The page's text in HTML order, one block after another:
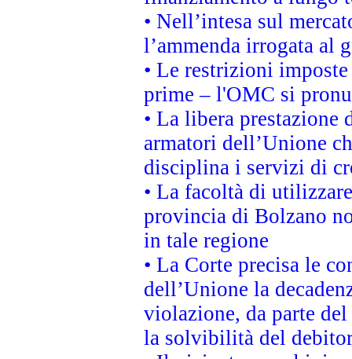
• Nell’intesa sul
l’ammenda irrogata al
• Le restrizioni
prime – l'OMC si
• La libera
armatori dell’Unione
disciplina i servizi di
• La facoltà di
provincia di Bolzano
in tale regione
• La Corte precisa le
dell’Unione la
violazione, da parte
la solvibilità del